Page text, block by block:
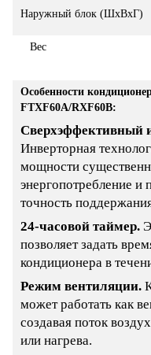
Наружный блок (ШхВхГ)
Вес
Особенности
FTXF60A/RXF60B:
Сверхэффективный
Инверторная
мощности
энергопотребление и
точность
24-часовой таймер.
позволяет задать
кондиционера в
Режим вентиляции.
может работать как
создавая поток
или нагрева.